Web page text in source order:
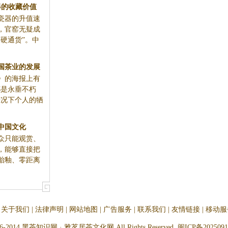
器的升值速
官窑无疑成
通货”。中
牲都是永
对整体...
昨日，能
触的“碎宝...
关于我们 法律声明 网站地图 广告服务 联系我们 友情链接| 移动服